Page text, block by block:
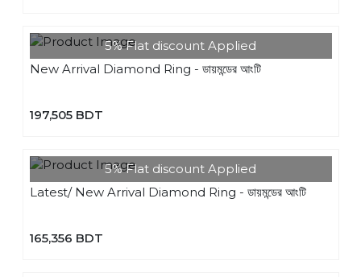
5% Flat discount Applied
New Arrival Diamond Ring - ডায়মন্ডের আংটি
197,505 BDT
5% Flat discount Applied
Latest/ New Arrival Diamond Ring - ডায়মন্ডের আংটি
165,356 BDT